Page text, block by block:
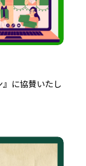
に協賛いたし